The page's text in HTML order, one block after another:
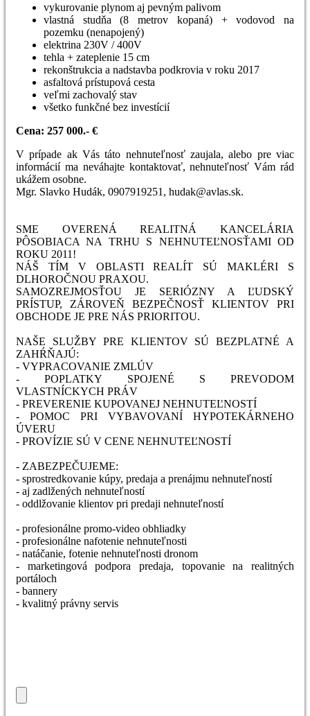
vykurovanie plynom aj pevným palivom
vlastná studňa (8 metrov kopaná) + vodovod na
pozemku (nenapojený)
elektrina 230V / 400V
tehla + zateplenie 15 cm
rekonštrukcia a nadstavba podkrovia v roku 2017
asfaltová prístupová cesta
veľmi zachovalý stav
všetko funkčné bez investícií
Cena: 257 000.- €
V prípade ak Vás táto nehnuteľnosť zaujala, alebo pre viac
informácií ma neváhajte kontaktovať, nehnuteľnosť Vám rád
ukážem osobne.
Mgr. Slavko Hudák, 0907919251, hudak@avlas.sk.
SME OVERENÁ REALITNÁ KANCELÁRIA
PÔSOBIACA NA TRHU S NEHNUTEĽNOSŤAMI OD
ROKU 2011!
NÁŠ TÍM V OBLASTI REALÍT SÚ MAKLÉRI S
DLHOROČNOU PRAXOU.
SAMOZREJMOSŤOU JE SERIÓZNY A ĽUDSKÝ
PRÍSTUP, ZÁROVEŇ BEZPEČNOSŤ KLIENTOV PRI
OBCHODE JE PRE NÁS PRIORITOU.
NAŠE SLUŽBY PRE KLIENTOV SÚ BEZPLATNÉ A
ZAHŔŇAJÚ:
- VYPRACOVANIE ZMLÚV
- POPLATKY SPOJENÉ S PREVODOM
VLASTNÍCKYCH PRÁV
- PREVERENIE KUPOVANEJ NEHNUTEĽNOSTÍ
- POMOC PRI VYBAVOVANÍ HYPOTEKÁRNEHO
ÚVERU
- PROVÍZIE SÚ V CENE NEHNUTEĽNOSTÍ
- ZABEZPEČUJEME:
- sprostredkovanie kúpy, predaja a prenájmu nehnuteľností
- aj zadlžených nehnuteľností
- oddlžovanie klientov pri predaji nehnuteľností
- profesionálne promo-video obhliadky
- profesionálne nafotenie nehnuteľnosti
- natáčanie, fotenie nehnuteľnosti dronom
- marketingová podpora predaja, topovanie na realitných
portáloch
- bannery
- kvalitný právny servis